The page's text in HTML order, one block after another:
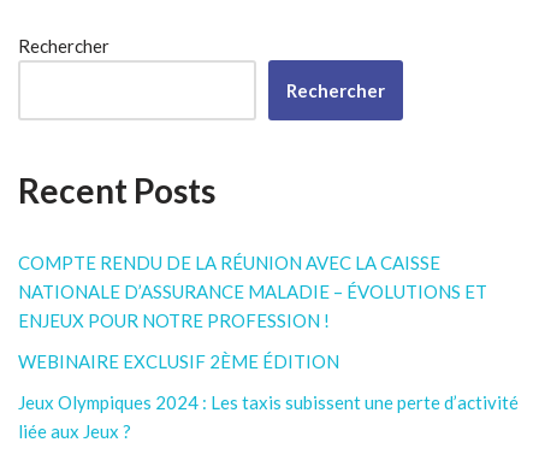
Rechercher
Rechercher
Recent Posts
COMPTE RENDU DE LA RÉUNION AVEC LA CAISSE
NATIONALE D’ASSURANCE MALADIE – ÉVOLUTIONS ET
ENJEUX POUR NOTRE PROFESSION !
WEBINAIRE EXCLUSIF 2ÈME ÉDITION
Jeux Olympiques 2024 : Les taxis subissent une perte d’activité
liée aux Jeux ?